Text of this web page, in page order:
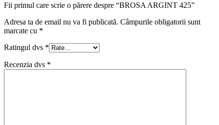
Fii primul care scrie o părere despre “BROSA ARGINT 425”
Adresa ta de email nu va fi publicată. Câmpurile obligatorii sunt
marcate cu *
Ratingul dvs *
Recenzia dvs *